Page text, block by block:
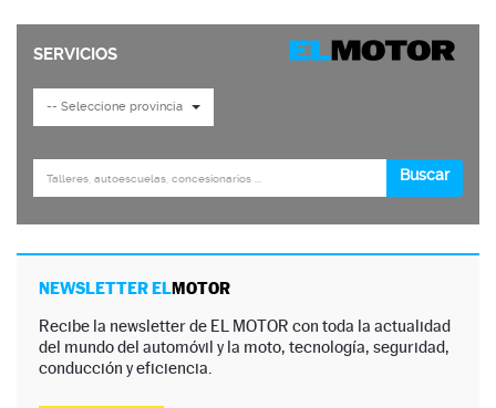
NEWSLETTER ELMOTOR
Recibe la newsletter de EL MOTOR con toda la actualidad
del mundo del automóvil y la moto, tecnología, seguridad,
conducción y eficiencia.